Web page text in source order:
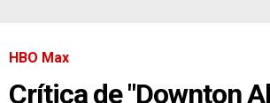
HBO Max
Crítica de "Downton